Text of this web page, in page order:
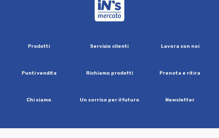
Prodotti Servizio clienti Lavora con noi
Puntivendita Richiamo prodotti Prenota e ritira
Chi siamo Un sorriso per ilfuturo Newsletter